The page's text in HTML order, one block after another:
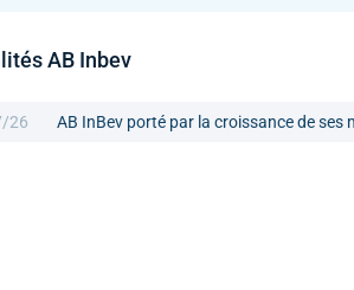
AB Inbev
26 AB InBev porté par la croissance de ses